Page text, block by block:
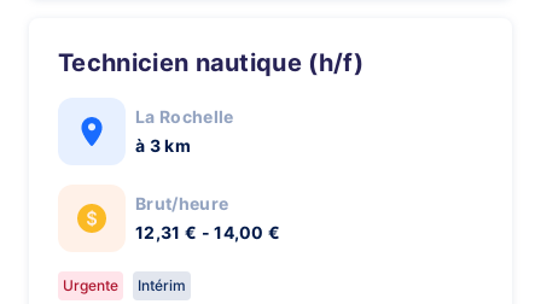
Technicien nautique (h/f)
La Rochelle
à 3 km
Brut/heure
12,31 € - 14,00 €
Urgente Intérim